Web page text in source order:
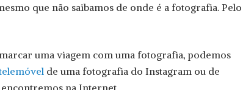
que não saibamos de onde é a fotografia. Pelo
uma viagem com uma fotografia, podemos
de uma fotografia do Instagram ou de